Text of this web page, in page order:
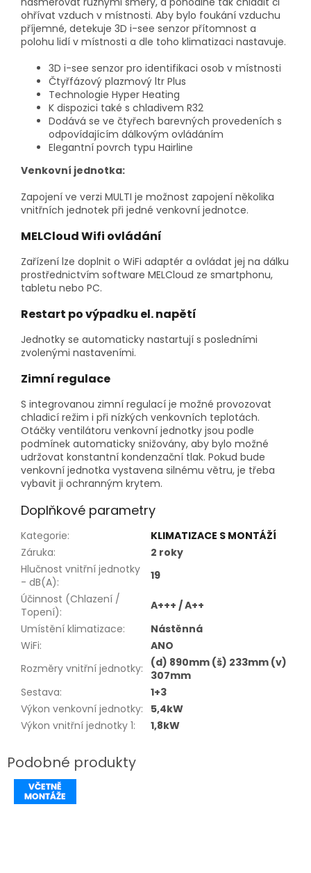
ohřívat vzduch v místnosti. Aby bylo foukání vzduchu
příjemné, detekuje 3D i-see senzor přítomnost a
polohu lidí v místnosti a dle toho klimatizaci nastavuje.
3D i-see senzor pro identifikaci osob v místnosti
Čtyřfázový plazmový ltr Plus
Technologie Hyper Heating
K dispozici také s chladivem R32
Dodává se ve čtyřech barevných provedeních s
odpovídajícím dálkovým ovládáním
Elegantní povrch typu Hairline
Venkovní jednotka:
Zapojení ve verzi MULTI je možnost zapojení několika
vnitřních jednotek při jedné venkovní jednotce.
MELCloud Wifi ovládání
Zařízení lze doplnit o WiFi adaptér a ovládat jej na dálku
prostřednictvím software MELCloud ze smartphonu,
tabletu nebo PC.
Restart po výpadku el. napětí
Jednotky se automaticky nastartují s posledními
zvolenými nastaveními.
Zimní regulace
S integrovanou zimní regulací je možné provozovat
chladicí režim i při nízkých venkovních teplotách.
Otáčky ventilátoru venkovní jednotky jsou podle
podmínek automaticky snižovány, aby bylo možné
udržovat konstantní kondenzační tlak. Pokud bude
venkovní jednotka vystavena silnému větru, je třeba
vybavit ji ochranným krytem.
Doplňkové parametry
Kategorie:
KLIMATIZACE S MONTÁŽÍ
Záruka:
2 roky
Hlučnost vnitřní jednotky
- dB(A):
19
Účinnost (Chlazení /
Topení):
A+++ / A++
Umístění klimatizace:
Nástěnná
WiFi:
ANO
Rozměry vnitřní jednotky:
(d) 890mm (š) 233mm (v)
307mm
Sestava:
1+3
Výkon venkovní jednotky:
5,4kW
Výkon vnitřní jednotky 1: 1,8kW